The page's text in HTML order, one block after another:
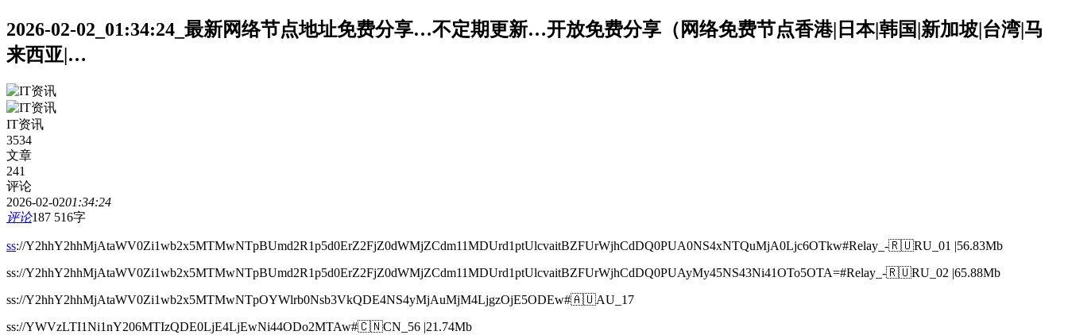
2026-02-02_01:34:24_最新网络节点地址免费分享…不定期更新…开放免费分享（网络免费节点香港|日本|韩国|新加坡|台湾|马
来西亚|…
IT资讯
3534
文章
241
评论
2026-02-0201:34:24
评论187 516字
ss://Y2hhY2hhMjAtaWV0Zi1wb2x5MTMwNTpBUmd2R1p5d0ErZ2FjZ0dWMjZCdm11MDUrd1ptUlcvaitBZFUrWjhCdDQ0PUA0NS4xNTQuMjA0Ljc6OTkw#Relay_-🇷🇺RU_01 |56.83Mb
ss://Y2hhY2hhMjAtaWV0Zi1wb2x5MTMwNTpBUmd2R1p5d0ErZ2FjZ0dWMjZCdm11MDUrd1ptUlcvaitBZFUrWjhCdDQ0PUAyMy45NS43Ni41OTo5OTA=#Relay_-🇷🇺RU_02 |65.88Mb
ss://Y2hhY2hhMjAtaWV0Zi1wb2x5MTMwNTpOYWlrb0Nsb3VkQDE4NS4yMjAuMjM4LjgzOjE5ODEw#🇦🇺AU_17
ss://YWVzLTI1Ni1nY206MTIzQDE0LjE4LjEwNi44ODo2MTAw#🇨🇳CN_56 |21.74Mb